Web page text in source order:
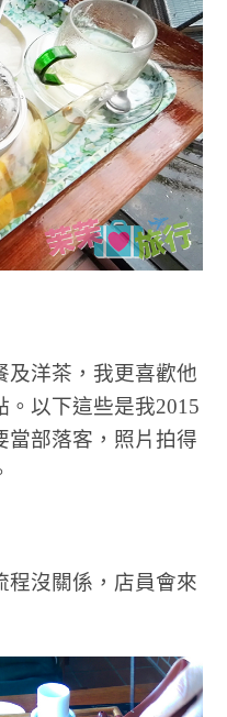
及洋茶，我更喜歡他
以下這些是我2015
當部落客，照片拍得
沒關係，店員會來